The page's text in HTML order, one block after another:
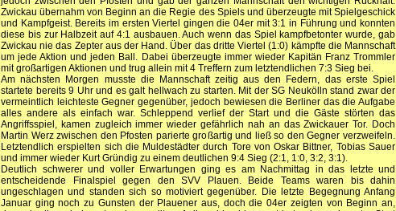
Zwickau übernahm von Beginn an die Regie des Spiels und überzeugte mit Spielgeschick
und Kampfgeist. Bereits im ersten Viertel gingen die 04er mit 3:1 in Führung und konnten
diese bis zur Halbzeit auf 4:1 ausbauen. Auch wenn das Spiel kampfbetonter wurde, gab
Zwickau nie das Zepter aus der Hand. Über das dritte Viertel (1:0) kämpfte die Mannschaft
um jede Aktion und jeden Ball. Dabei überzeugte immer wieder Kapitän Franz Trommler
mit großartigen Aktionen und trug allein mit 4 Treffern zum letztendlichen 7:3 Sieg bei.
Am nächsten Morgen musste die Mannschaft zeitig aus den Federn, das erste Spiel
startete bereits 9 Uhr und es galt hellwach zu starten. Mit der SG Neukölln stand zwar der
vermeintlich leichteste Gegner gegenüber, jedoch bewiesen die Berliner das die Aufgabe
alles andere als einfach war. Schleppend verlief der Start und die Gäste störten das
Angriffsspiel, kamen zugleich immer wieder gefährlich nah an das Zwickauer Tor. Doch
Martin Werz zwischen den Pfosten parierte großartig und ließ so den Gegner verzweifeln.
Letztendlich erspielten sich die Muldestädter durch Tore von Oskar Bittner, Tobias Sauer
und immer wieder Kurt Gründig zu einem deutlichen 9:4 Sieg (2:1, 1:0, 3:2, 3:1).
Deutlich schwerer und voller Erwartungen ging es am Nachmittag in das letzte und
entscheidende Finalspiel gegen den SVV Plauen. Beide Teams waren bis dahin
ungeschlagen und standen sich so motiviert gegenüber. Die letzte Begegnung Anfang
Januar ging noch zu Gunsten der Plauener aus, doch die 04er zeigten von Beginn an,